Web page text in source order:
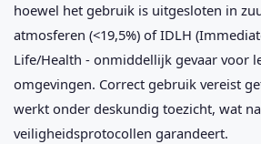
hoewel het gebruik is uitgesloten in
atmosferen (<19,5%) of IDLH
Life/Health - onmiddellijk gevaar voor
omgevingen. Correct gebruik vereist
werkt onder deskundig toezicht, wat
veiligheidsprotocollen garandeert.